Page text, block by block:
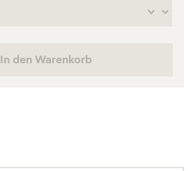
In den Warenkorb